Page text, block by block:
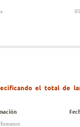
el total de